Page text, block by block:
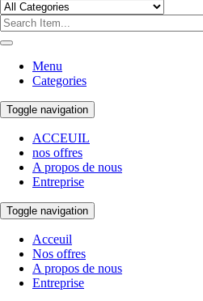
Menu
Categories
Toggle navigation
ACCEUIL
nos offres
A propos de nous
Entreprise
Toggle navigation
Acceuil
Nos offres
A propos de nous
Entreprise